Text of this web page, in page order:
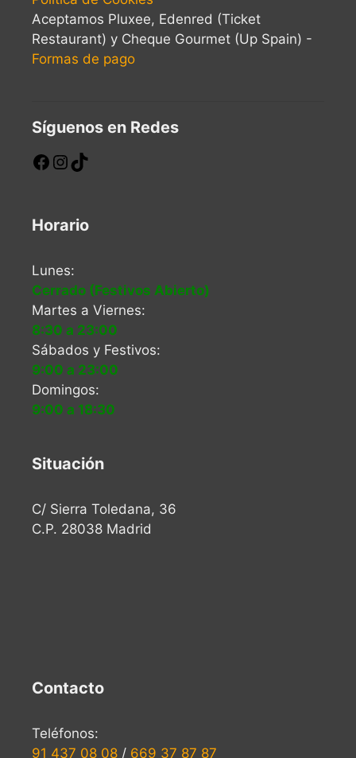
Aceptamos Pluxee, Edenred (Ticket
Restaurant) y Cheque Gourmet (Up Spain) -
Formas de pago
Síguenos en Redes
Horario
Lunes:
Cerrado (Festivos Abierto)
Martes a Viernes:
8:30 a 23:00
Sábados y Festivos:
9:00 a 23:00
Domingos:
9:00 a 18:30
Situación
C/ Sierra Toledana, 36
C.P. 28038 Madrid
Contacto
Teléfonos:
91 437 08 08 / 669 37 87 87